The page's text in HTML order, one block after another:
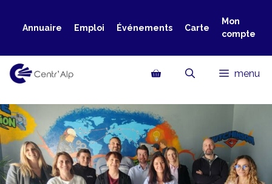
Annuaire Emploi Événements Carte
Mon
compte
menu